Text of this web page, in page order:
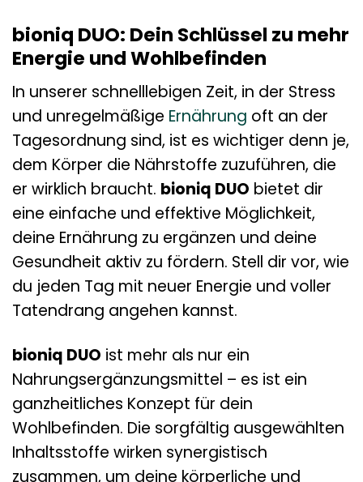
bioniq DUO: Dein Schlüssel zu mehr
Energie und Wohlbefinden
In unserer schnelllebigen Zeit, in der Stress
und unregelmäßige Ernährung oft an der
Tagesordnung sind, ist es wichtiger denn je,
dem Körper die Nährstoffe zuzuführen, die
er wirklich braucht. bioniq DUO bietet dir
eine einfache und effektive Möglichkeit,
deine Ernährung zu ergänzen und deine
Gesundheit aktiv zu fördern. Stell dir vor, wie
du jeden Tag mit neuer Energie und voller
Tatendrang angehen kannst.
bioniq DUO ist mehr als nur ein
Nahrungsergänzungsmittel – es ist ein
ganzheitliches Konzept für dein
Wohlbefinden. Die sorgfältig ausgewählten
Inhaltsstoffe wirken synergistisch
zusammen, um deine körperliche und